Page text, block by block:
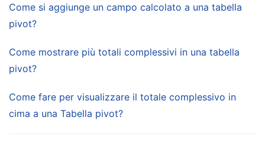
Come si aggiunge un campo calcolato a una tabella
pivot?
Come mostrare più totali complessivi in una tabella
pivot?
Come fare per visualizzare il totale complessivo in
cima a una Tabella pivot?